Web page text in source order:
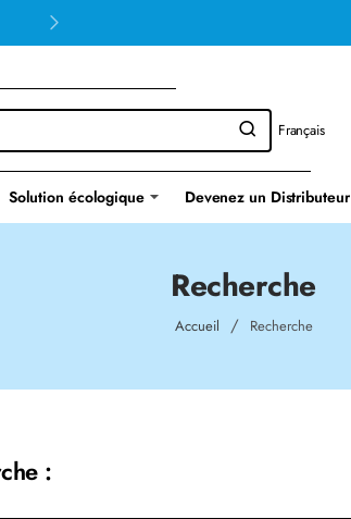
Français
Solution écologique Devenez un Distributeur
Recherche
AccueilhomeRecherche
: